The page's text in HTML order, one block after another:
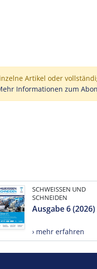
Artikel oder
Informationen zum
SCHWEISSEN UND
SCHNEIDEN
Ausgabe 6 (2026)
› mehr erfahren